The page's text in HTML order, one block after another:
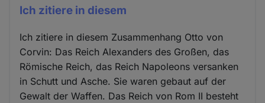
Ich zitiere in diesem
Ich zitiere in diesem Zusammenhang Otto von
Corvin: Das Reich Alexanders des Großen, das
Römische Reich, das Reich Napoleons versanken
in Schutt und Asche. Sie waren gebaut auf der
Gewalt der Waffen. Das Reich von Rom II besteht